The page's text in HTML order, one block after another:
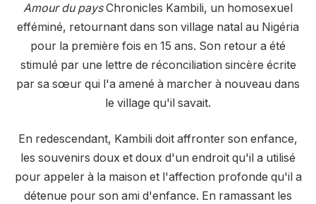
Amour du paysChronicles Kambili, un homosexuel
efféminé, retournant dans son village natal au Nigéria
pour la première fois en 15 ans. Son retour a été
stimulé par une lettre de réconciliation sincère écrite
par sa sœur qui l'a amené à marcher à nouveau dans
le village qu'il savait.
En redescendant, Kambili doit affronter son enfance,
les souvenirs doux et doux d'un endroit qu'il a utilisé
pour appeler à la maison et l'affection profonde qu'il a
détenue pour son ami d'enfance. En ramassant les